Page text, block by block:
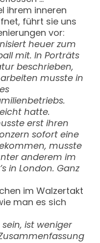
ihrem inneren
führt sie uns
vor:
heuer zum
mit. In Porträts
beschrieben,
musste in
hatte.
erst ihren
sofort eine
musste
anderem im
in London. Ganz
im Walzertakt
man es sich
ist weniger